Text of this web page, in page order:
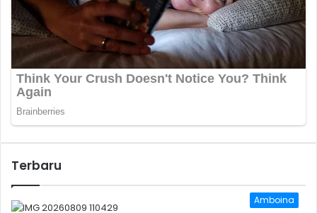
Terbaru
Amboina